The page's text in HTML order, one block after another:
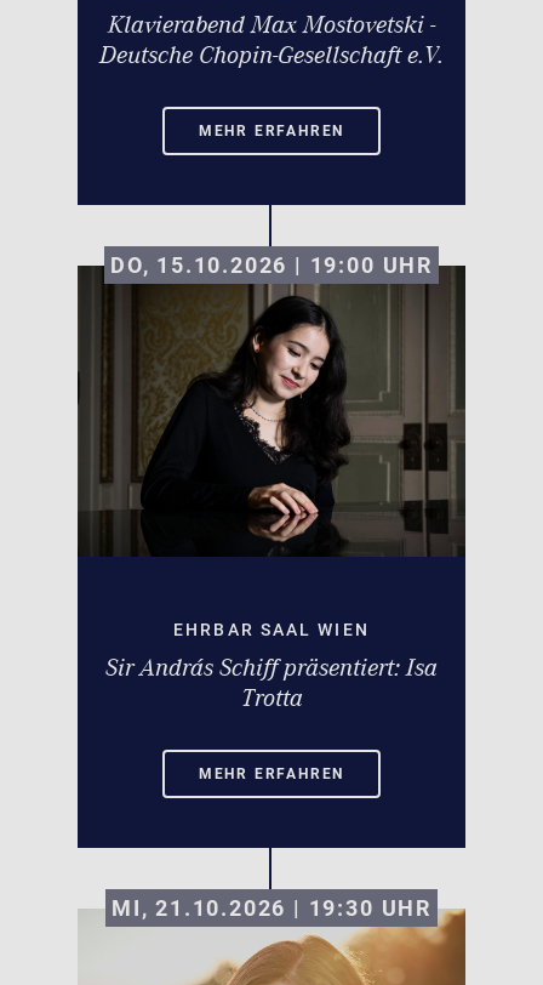
Klavierabend Max Mostovetski -
Deutsche Chopin-Gesellschaft e.V.
MEHR ERFAHREN
DO, 15.10.2026 | 19:00 UHR
EHRBAR SAAL WIEN
Sir András Schiff präsentiert: Isa
Trotta
MEHR ERFAHREN
MI, 21.10.2026 | 19:30 UHR